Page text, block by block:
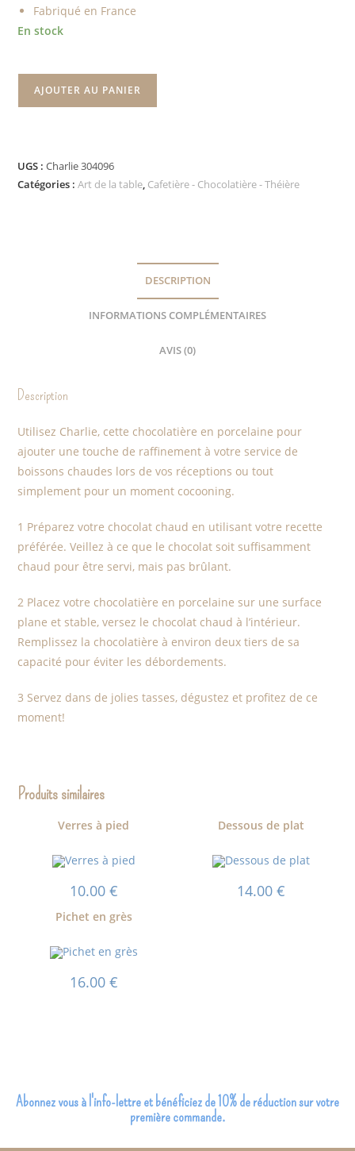
Fabriqué en France
En stock
AJOUTER AU PANIER
UGS :Charlie 304096
Catégories :Art de la table, Cafetière - Chocolatière - Théière
DESCRIPTION
INFORMATIONS COMPLÉMENTAIRES
AVIS (0)
Description
Utilisez Charlie, cette chocolatière en porcelaine pour
ajouter une touche de raffinement à votre service de
boissons chaudes lors de vos réceptions ou tout
simplement pour un moment cocooning.
1 Préparez votre chocolat chaud en utilisant votre recette
préférée. Veillez à ce que le chocolat soit suffisamment
chaud pour être servi, mais pas brûlant.
2 Placez votre chocolatière en porcelaine sur une surface
plane et stable, versez le chocolat chaud à l’intérieur.
Remplissez la chocolatière à environ deux tiers de sa
capacité pour éviter les débordements.
3 Servez dans de jolies tasses, dégustez et profitez de ce
moment!
Produits similaires
Verres à pied
10.00 €
Dessous de plat
14.00€
Pichet en grès
16.00 €
Abonnez vous à l'info-lettre et bénéficiez de 10% de réduction sur votre
première commande.